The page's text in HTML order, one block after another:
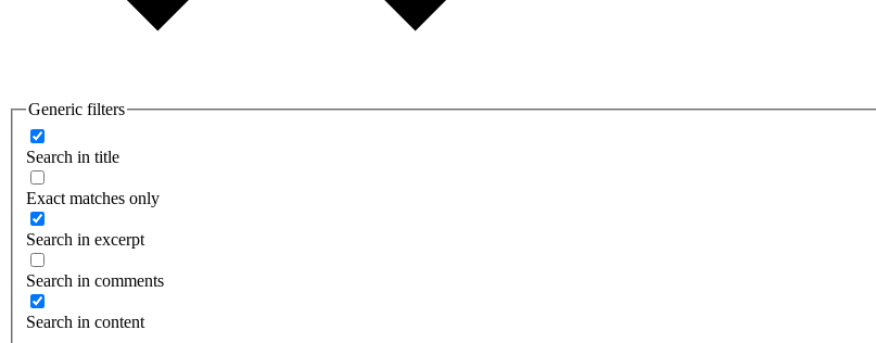
Generic filters
Search in title
Exact matches only
Search in excerpt
Search in comments
Search in content